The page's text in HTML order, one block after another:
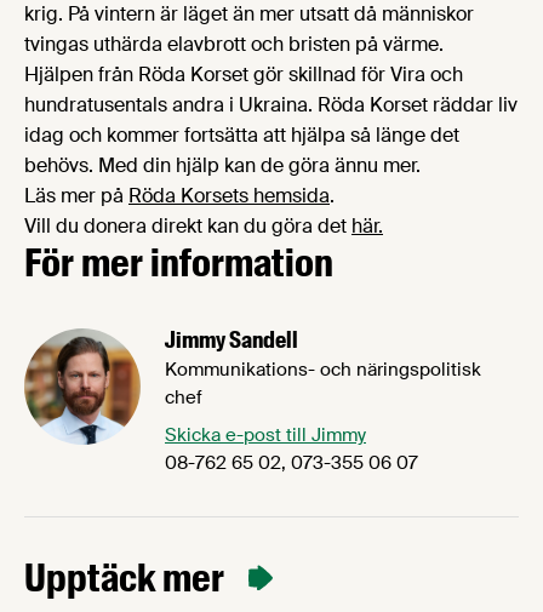
krig. På vintern är läget än mer utsatt då människor
tvingas uthärda elavbrott och bristen på värme.
Hjälpen från Röda Korset gör skillnad för Vira och
hundratusentals andra i Ukraina. Röda Korset räddar liv
idag och kommer fortsätta att hjälpa så länge det
behövs. Med din hjälp kan de göra ännu mer.
Läs mer på Röda Korsets hemsida.
Vill du donera direkt kan du göra det här.
För mer information
Jimmy Sandell
Kommunikations- och näringspolitisk
chef
Skicka e-post till Jimmy
08-762 65 02, 073-355 06 07
Upptäck mer